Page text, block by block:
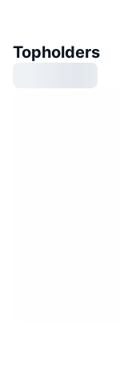
Topholders